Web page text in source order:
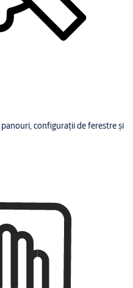
configurații de ferestre și